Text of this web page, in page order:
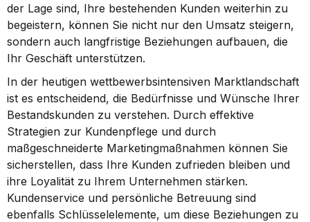
der Lage sind, Ihre bestehenden Kunden weiterhin zu
begeistern, können Sie nicht nur den Umsatz steigern,
sondern auch langfristige Beziehungen aufbauen, die
Ihr Geschäft unterstützen.
In der heutigen wettbewerbsintensiven Marktlandschaft
ist es entscheidend, die Bedürfnisse und Wünsche Ihrer
Bestandskunden zu verstehen. Durch effektive
Strategien zur Kundenpflege und durch
maßgeschneiderte Marketingmaßnahmen können Sie
sicherstellen, dass Ihre Kunden zufrieden bleiben und
ihre Loyalität zu Ihrem Unternehmen stärken.
Kundenservice und persönliche Betreuung sind
ebenfalls Schlüsselelemente, um diese Beziehungen zu